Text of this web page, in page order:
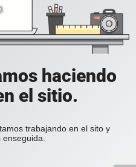
haciendo
el sitio.
trabajando en el sito y